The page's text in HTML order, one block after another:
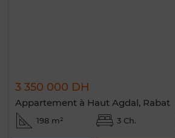
3 350 000 DH
Appartement à Haut Agdal, Rabat
198 m² 3 Ch.